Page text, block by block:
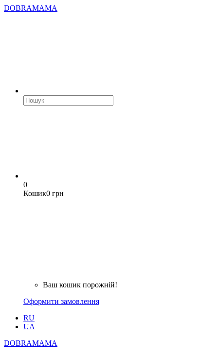
DOBRAMAMA
0
Кошик0 грн
Ваш кошик порожній!
Оформити замовлення
RU
UA
DOBRAMAMA